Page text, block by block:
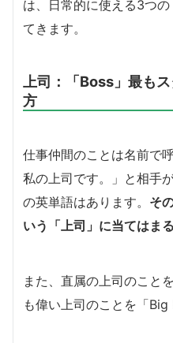
は、日常的に使える3つ
てきます。
上司：「Boss」最も
方
仕事仲間のことは名前で
私の上司です。」と相手
の英単語はあります。 そ
いう「上司」に当てはま
また、直属の上司のこと
も偉い上司のことを「Big